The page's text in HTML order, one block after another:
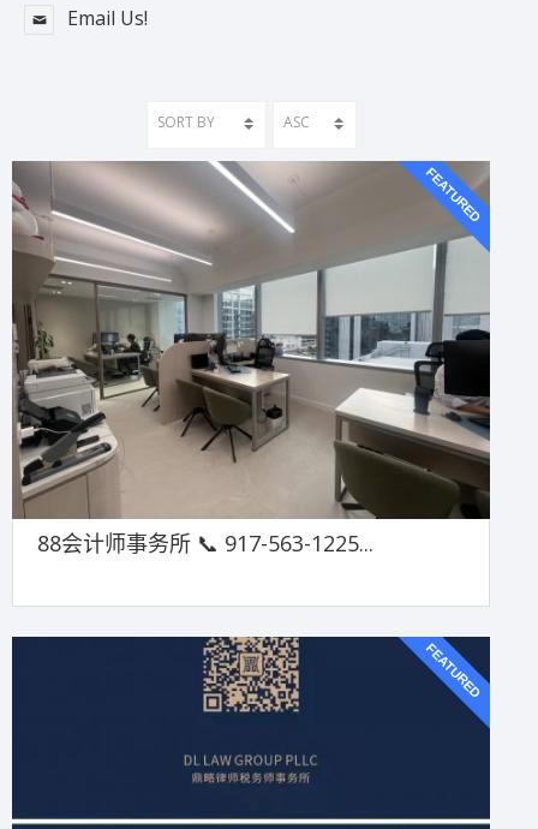
Email Us!
FEATURED
88会计师事务所 📞 917-563-1225...
FEATURED